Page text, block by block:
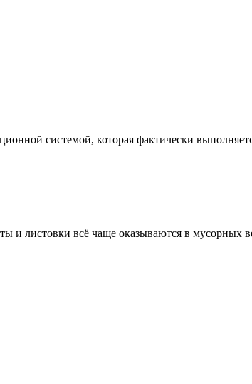
системой, которая фактически
и листовки всё чаще оказываются в мусорных